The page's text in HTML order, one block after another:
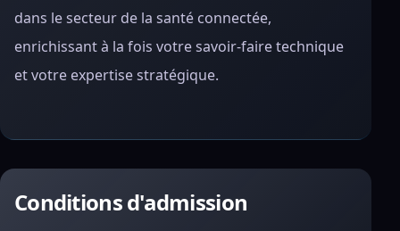
dans le secteur de la santé connectée,
enrichissant à la fois votre savoir-faire technique
et votre expertise stratégique.
Conditions d'admission